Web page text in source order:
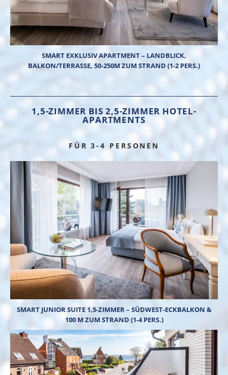
SMART EXKLUSIV APARTMENT – LANDBLICK,
BALKON/TERRASSE, 50-250M ZUM STRAND (1-2 PERS.)
1,5-ZIMMER BIS 2,5-ZIMMER HOTEL-
APARTMENTS
FÜR 3-4 PERSONEN
SMART JUNIOR SUITE 1,5-ZIMMER – SÜDWEST-ECKBALKON &
100 M ZUM STRAND (1-4 PERS.)